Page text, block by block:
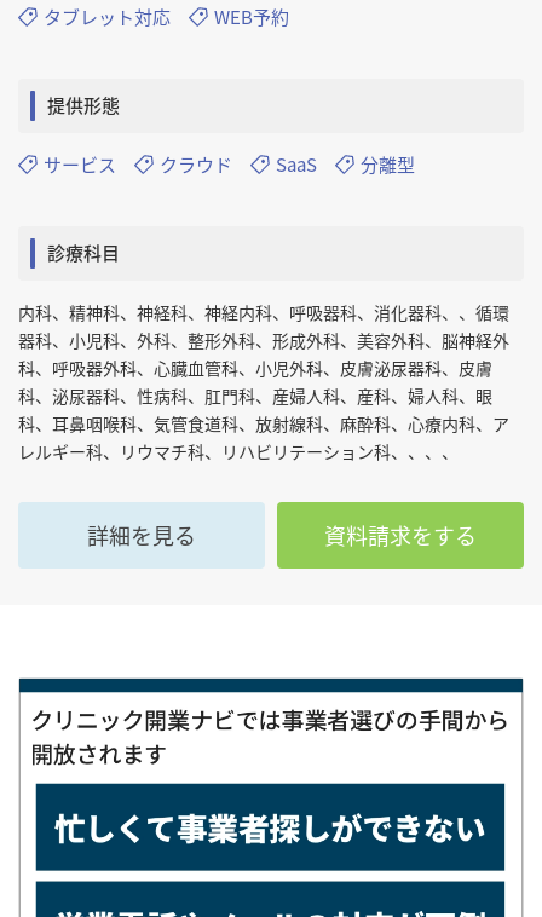
タブレット対応 WEB予約
提供形態
サービス クラウド SaaS 分離型
診療科目
内科、精神科、神経科、神経内科、呼吸器科、消化器科、、循環
器科、小児科、外科、整形外科、形成外科、美容外科、脳神経外
科、呼吸器外科、心臓血管科、小児外科、皮膚泌尿器科、皮膚
科、泌尿器科、性病科、肛門科、産婦人科、産科、婦人科、眼
科、耳鼻咽喉科、気管食道科、放射線科、麻酔科、心療内科、ア
レルギー科、リウマチ科、リハビリテーション科、、、、
詳細を見る 資料請求をする